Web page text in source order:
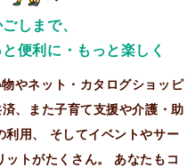
しまで、
便利に・もっと楽しく
やネット・カタログショッピ
済、また子育て支援や介護・助
用、
そしてイベントやサー
トがたくさん。
あなたもコ